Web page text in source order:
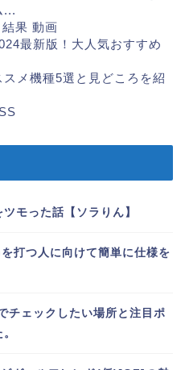
...
果 動画
最新版！大人気おすすめ
メ機種5選と見どころを紹
モった話【ソラりん】
打つ人に向けて簡単に仕様を
チェックしたい場所と注目ポ